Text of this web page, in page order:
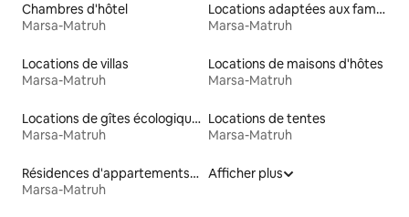
Chambres d'hôtel
Marsa-Matruh
Locations adaptées aux familles
Marsa-Matruh
Locations de villas
Marsa-Matruh
Locations de maisons d'hôtes
Marsa-Matruh
Locations de gîtes écologiques
Marsa-Matruh
Locations de tentes
Marsa-Matruh
Résidences d'appartements en location
Marsa-Matruh
Afficher plus